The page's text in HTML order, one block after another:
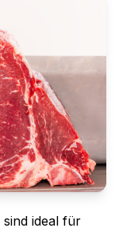
sind ideal für